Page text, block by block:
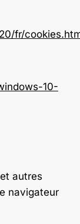
fr/
10-
autres
navigateur